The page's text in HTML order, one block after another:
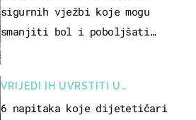
sigurnih vježbi koje mogu
smanjiti bol i poboljšati
VRIJEDI IH UVRSTITI U
PREHRANU
6 napitaka koje dijetetičari